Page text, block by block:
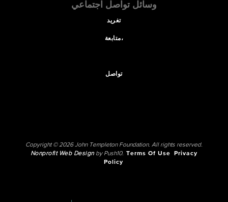
وسائل تواصل اجتماعي
تغريد
متابعة،
تواصل
Copyright © 2026 John Templeton Foundation. All rights reserved.
Nonprofit Web Designby Push10. Terms Of Use
Privacy
Policy